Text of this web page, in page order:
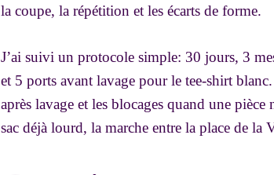
la coupe, la répétition et les écarts de forme.
J’ai suivi un protocole simple: 30 jours, 3
et 5 ports avant lavage pour le tee-shirt
après lavage et les blocages quand une
sac déjà lourd, la marche entre la place de